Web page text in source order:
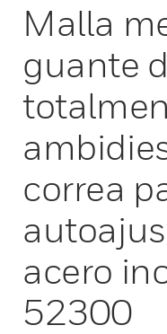
Malla
guante
correa
acero
52300